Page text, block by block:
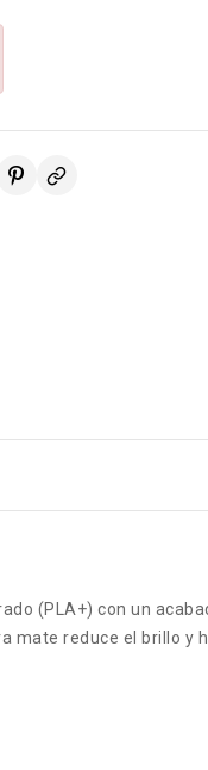
(PLA+) con un
mate reduce el brillo y